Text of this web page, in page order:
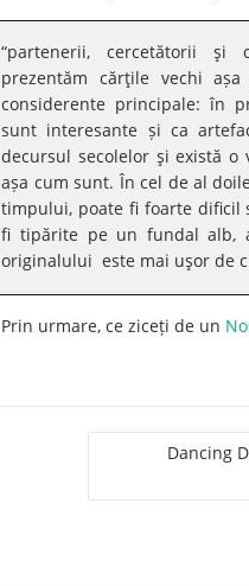
“partenerii, cercetătorii
prezentăm cărţile vechi
considerente principale: în
sunt interesante și ca
decursul secolelor şi există
așa cum sunt. În cel de al
timpului, poate fi foarte dificil
fi tipărite pe un fundal alb,
originalului este mai uşor de
Prin urmare, ce ziceți de un
Dancing